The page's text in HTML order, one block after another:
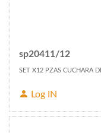
sp20411/12
SET X12 PZAS CUCHARA
Log IN